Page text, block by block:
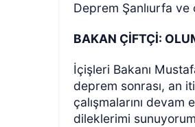
Deprem Şanlıurfa
BAKAN ÇİFTÇİ:
İçişleri Bakanı
deprem sonrası, an
çalışmalarını
dileklerimi